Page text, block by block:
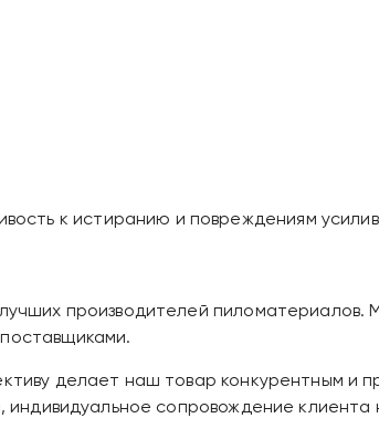
к истиранию и повреждениям
производителей
делает наш товар конкурентным и
сопровождение